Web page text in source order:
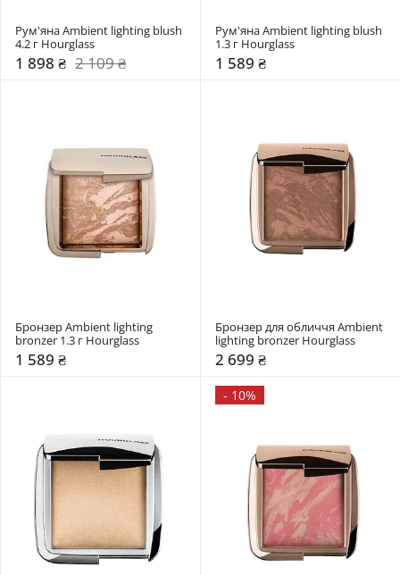
Рум'яна Ambient lighting blush
4.2 г Hourglass
1 898 ₴ 2 109 ₴
Рум'яна Ambient lighting blush
1.3 г Hourglass
1 589 ₴
Бронзер Ambient lighting
bronzer 1.3 г Hourglass
1 589 ₴
Бронзер для обличчя Ambient
lighting bronzer Hourglass
2 699 ₴
- 10%